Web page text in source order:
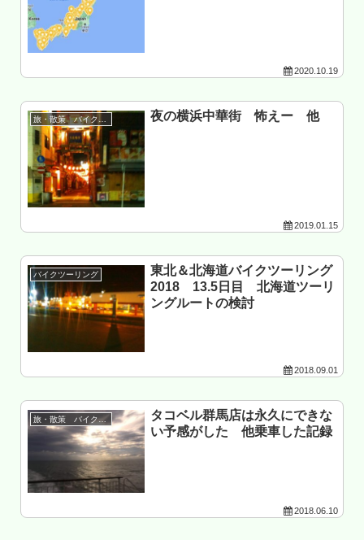
2020.10.19
旅・散策 バイク以外 夜の横浜中華街 怖えー 他
2019.01.15
バイクツーリング
東北＆北海道バイクツーリング
2018 13.5日目 北海道ツーリ
ングルートの検討
2018.09.01
旅・散策 バイク以外
タコベル群馬店は永久にできな
い予感がした 他乗車した記録
2018.06.10